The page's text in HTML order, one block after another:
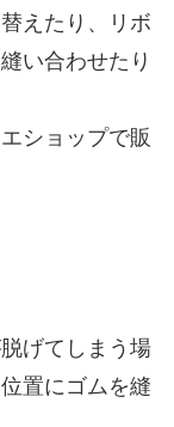
えたり、リボ
い合わせたり
ショップで販
げてしまう場
置にゴムを縫